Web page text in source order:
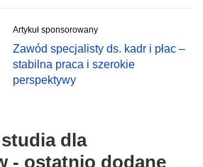
Artykuł sponsorowany
Zawód specjalisty ds. kadr i płac –
stabilna praca i szerokie
perspektywy
studia dla
- ostatnio dodane